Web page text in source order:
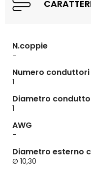
N.coppie
-
Numero conduttori
1
Diametro
1
AWG
-
Diametro esterno
Ø 10,30